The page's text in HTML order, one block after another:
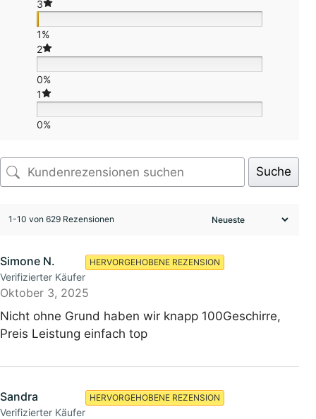
3
1%
2
0%
1
0%
Suche
1-10 von 629 Rezensionen
Simone N.
Verifizierter Käufer
HERVORGEHOBENE REZENSION
Oktober 3, 2025
Nicht ohne Grund haben wir knapp 100Geschirre,
Preis Leistung einfach top
Sandra
Verifizierter Käufer
HERVORGEHOBENE REZENSION